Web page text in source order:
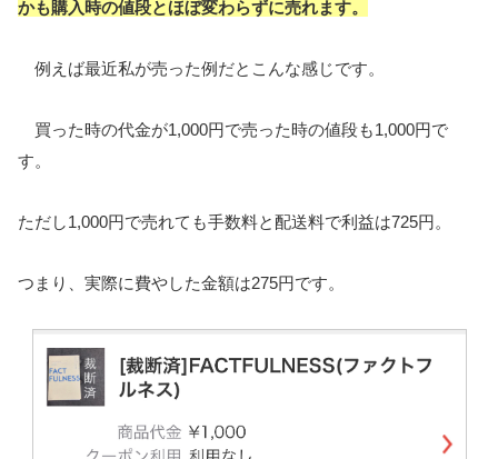
かも購入時の値段とほぼ変わらずに売れます。
例えば最近私が売った例だとこんな感じです。
買った時の代金が1,000円で売った時の値段も1,000円で
す。
ただし1,000円で売れても手数料と配送料で利益は725円。
つまり、実際に費やした金額は275円です。